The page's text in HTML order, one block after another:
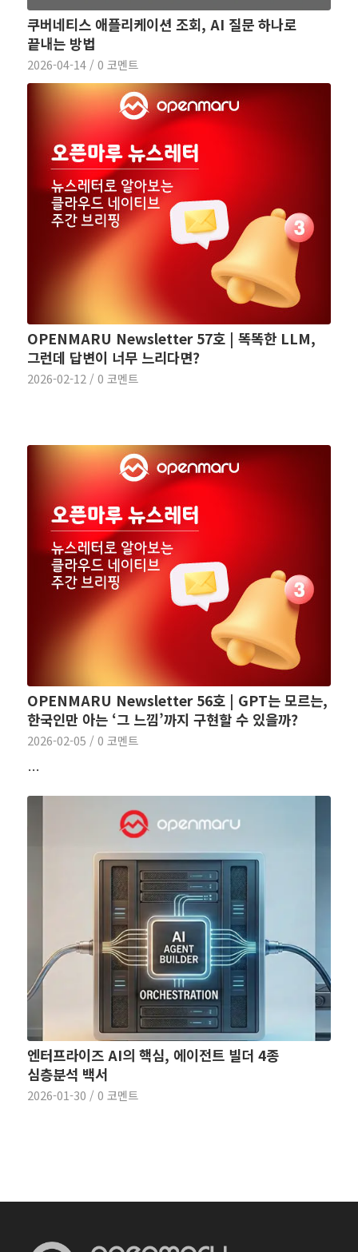
쿠버네티스 애플리케이션 조회, AI 질문 하나로
끝내는 방법
2026-04-14 / 0 코멘트
OPENMARU Newsletter 57호 | 똑똑한 LLM,
그런데 답변이 너무 느리다면?
2026-02-12 / 0 코멘트
OPENMARU Newsletter 56호 | GPT는 모르는,
한국인만 아는 ‘그 느낌’까지 구현할 수 있을까?
2026-02-05 / 0 코멘트
…
엔터프라이즈 AI의 핵심, 에이전트 빌더 4종
심층분석 백서
2026-01-30 / 0 코멘트